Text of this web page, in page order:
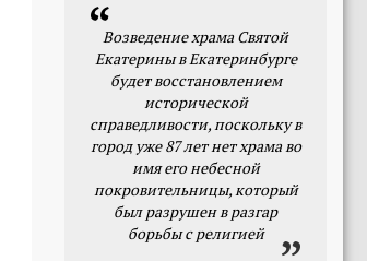
Возведение храма Святой
Екатерины в Екатеринбурге
будет восстановлением
исторической
справедливости, поскольку в
город уже 87 лет нет храма во
имя его небесной
покровительницы, который
был разрушен в разгар
борьбы с религией